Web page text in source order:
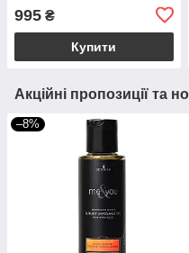
995 ₴
Купити
Акційні пропозиції та
–8%